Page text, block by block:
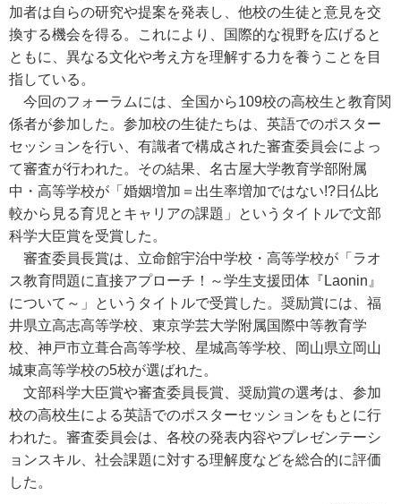
加者は自らの研究や提案を発表し、他校の生徒と意見を交
換する機会を得る。これにより、国際的な視野を広げると
ともに、異なる文化や考え方を理解する力を養うことを目
指している。
今回のフォーラムには、全国から109校の高校生と教育関
係者が参加した。参加校の生徒たちは、英語でのポスター
セッションを行い、有識者で構成された審査委員会によっ
て審査が行われた。その結果、名古屋大学教育学部附属
中・高等学校が「婚姻増加＝出生率増加ではない!?日仏比
較から見る育児とキャリアの課題」というタイトルで文部
科学大臣賞を受賞した。
審査委員長賞は、立命館宇治中学校・高等学校が「ラオ
ス教育問題に直接アプローチ！～学生支援団体『Laonin』
について～」というタイトルで受賞した。奨励賞には、福
井県立高志高等学校、東京学芸大学附属国際中等教育学
校、神戸市立葺合高等学校、星城高等学校、岡山県立岡山
城東高等学校の5校が選ばれた。
文部科学大臣賞や審査委員長賞、奨励賞の選考は、参加
校の高校生による英語でのポスターセッションをもとに行
われた。審査委員会は、各校の発表内容やプレゼンテーシ
ョンスキル、社会課題に対する理解度などを総合的に評価
した。